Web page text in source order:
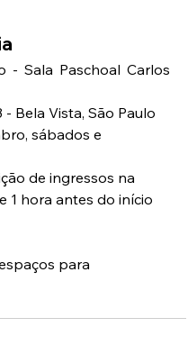
- Sala Paschoal Carlos
- Bela Vista, São Paulo
sábados e
de ingressos na
1 hora antes do início
para